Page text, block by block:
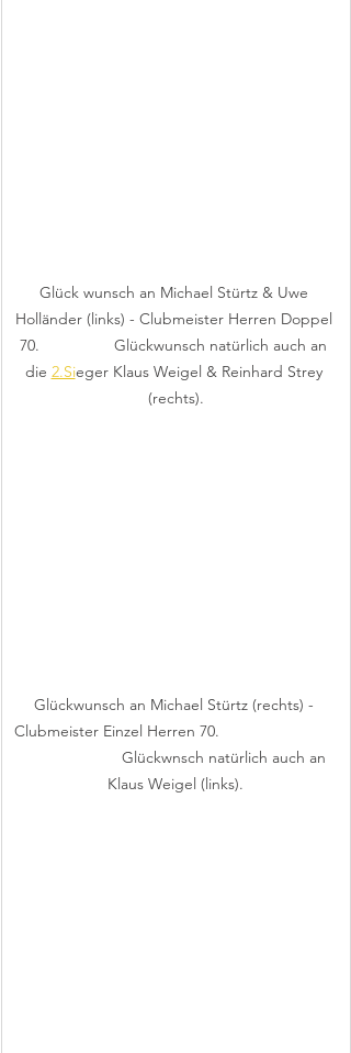
Glück wunsch an Michael Stürtz & Uwe
Holländer (links) - Clubmeister Herren Doppel
70.                 Glückwunsch natürlich auch an
die 2.Sieger Klaus Weigel & Reinhard Strey
(rechts).
Glückwunsch an Michael Stürtz (rechts) -
Clubmeister Einzel Herren 70.
                       Glückwnsch natürlich auch an
Klaus Weigel (links).